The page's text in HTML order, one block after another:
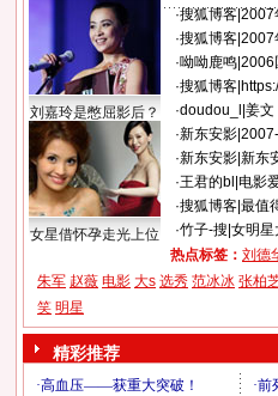
刘嘉玲是憋屈影后？
女星借怀孕走光上位
·搜狐博客| 2007
·搜狐博客| 2007
·呦呦鹿鸣| 2006
·搜狐博客|
·doudou_l
姜文
·新东安影|
·新东安影| 新东
·王君的bl 电影
·搜狐博客| 最值
·竹子-搜 女明星
热点标签： 刘德
朱军 赵薇 电影 大s 选秀 范冰冰 张柏
笑 明星
精彩推荐